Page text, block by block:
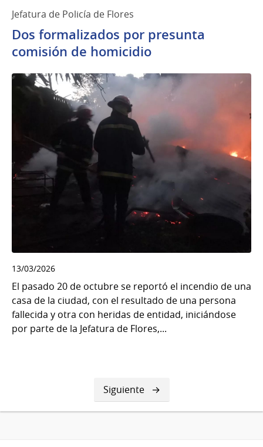
Jefatura de Policía de Flores
Dos formalizados por presunta
comisión de homicidio
13/03/2026
El pasado 20 de octubre se reportó el incendio de una
casa de la ciudad, con el resultado de una persona
fallecida y otra con heridas de entidad, iniciándose
por parte de la Jefatura de Flores,...
Siguiente
página
Siguiente